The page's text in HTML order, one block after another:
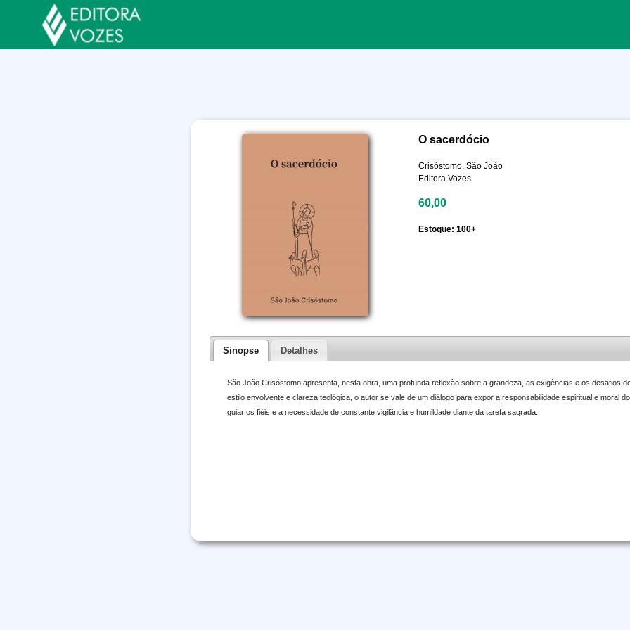
O sacerdócio
Crisóstomo, São João
Editora Vozes
60,00
Estoque: 100+
Sinopse Detalhes
São João Crisóstomo apresenta, nesta obra, uma profunda reflexão sobre a grandeza, as exigências e os desafios
estilo envolvente e clareza teológica, o autor se vale de um diálogo para expor a responsabilidade espiritual e moral
guiar os fiéis e a necessidade de constante vigilância e humildade diante da tarefa sagrada.